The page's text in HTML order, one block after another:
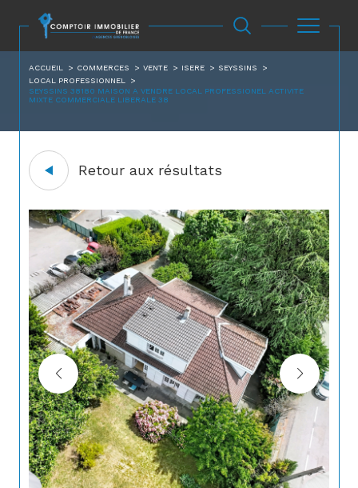
ACCUEIL COMMERCES VENTE ISERE
SEYSSINS
LOCAL PROFESSIONNEL
SEYSSINS 38180 MAISON A VENDRE LOCAL PROFESSIONEL ACTIVITE
MIXTE COMMERCIALE LIBERALE 38
Retour aux résultats